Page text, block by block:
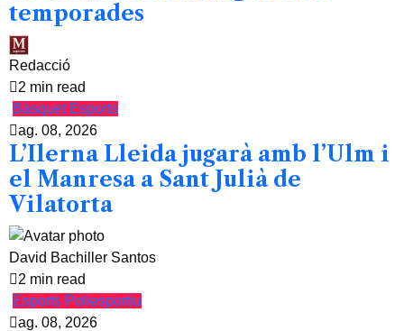
temporades
Redacció
2 min read
Bàsquet Esports
ag. 08, 2026
L’Ilerna Lleida jugarà amb l’Ulm i
el Manresa a Sant Julià de
Vilatorta
David Bachiller Santos
2 min read
Esports Poliesportiu
ag. 08, 2026